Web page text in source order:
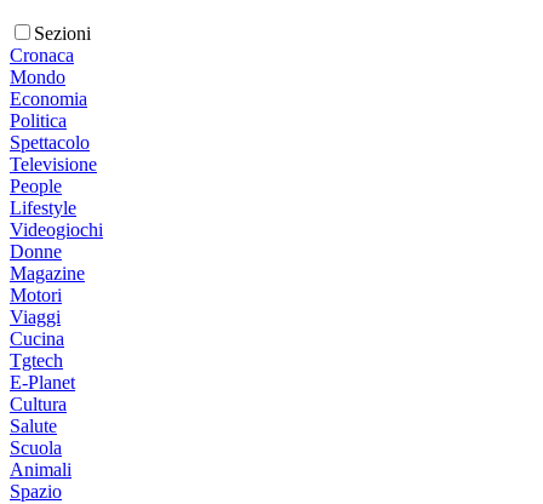
Sezioni
Cronaca
Mondo
Economia
Politica
Spettacolo
Televisione
People
Lifestyle
Videogiochi
Donne
Magazine
Motori
Viaggi
Cucina
Tgtech
E-Planet
Cultura
Salute
Scuola
Animali
Spazio